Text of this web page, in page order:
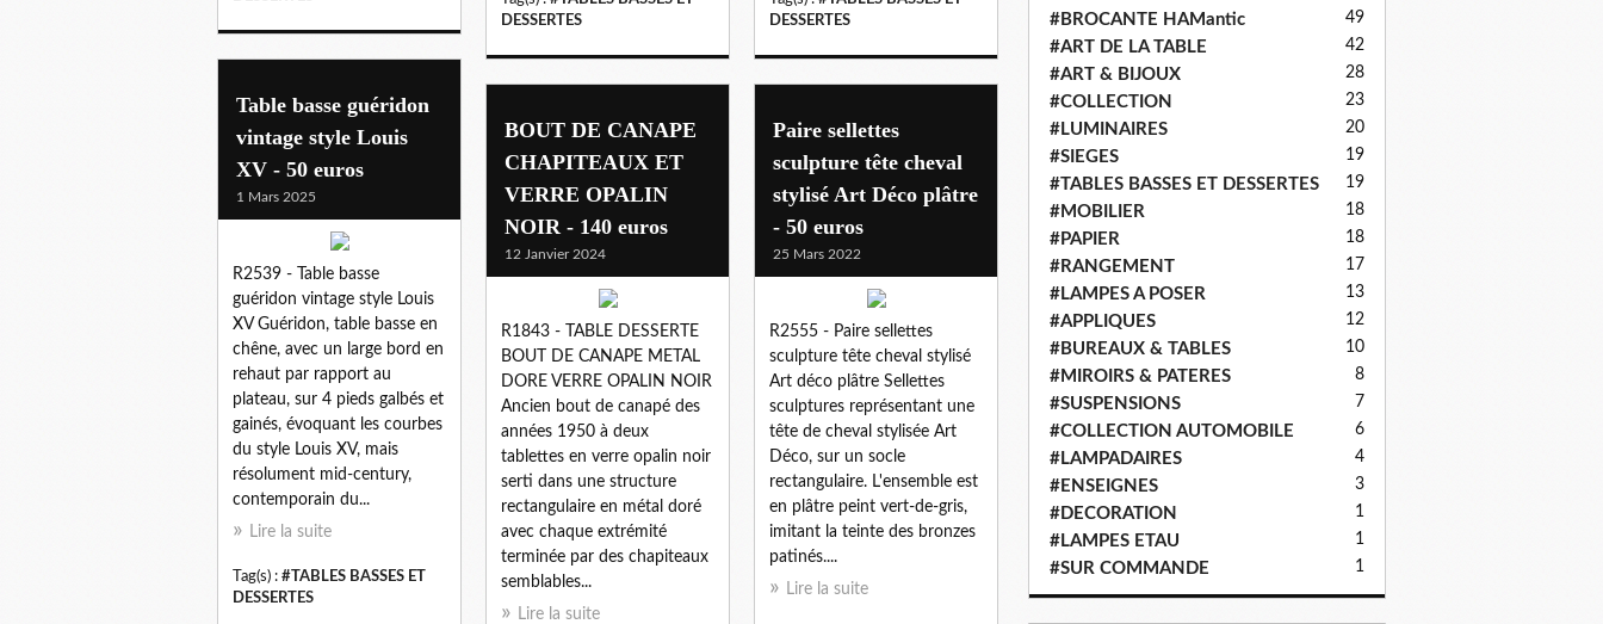
DESSERTES
DESSERTES
Table basse guéridon
vintage style Louis
XV - 50 euros
1 Mars 2025
R2539 - Table basse
guéridon vintage style Louis
XV Guéridon, table basse en
chêne, avec un large bord en
rehaut par rapport au
plateau, sur 4 pieds galbés et
gainés, évoquant les courbes
du style Louis XV, mais
résolument mid-century,
contemporain du...
Lire la suite
Tag(s) : #TABLES BASSES ET
DESSERTES
BOUT DE CANAPE
CHAPITEAUX ET
VERRE OPALIN
NOIR - 140 euros
12 Janvier 2024
R1843 - TABLE DESSERTE
BOUT DE CANAPE METAL
DORE VERRE OPALIN NOIR
Ancien bout de canapé des
années 1950 à deux
tablettes en verre opalin noir
serti dans une structure
rectangulaire en métal doré
avec chaque extrémité
terminée par des chapiteaux
semblables...
Lire la suite
Paire sellettes
sculpture tête cheval
stylisé Art Déco plâtre
- 50 euros
25 Mars 2022
R2555 - Paire sellettes
sculpture tête cheval stylisé
Art déco plâtre Sellettes
sculptures représentant une
tête de cheval stylisée Art
Déco, sur un socle
rectangulaire. L'ensemble est
en plâtre peint vert-de-gris,
imitant la teinte des bronzes
patinés....
Lire la suite
#BROCANTE HAMantic 49
#ART DE LA TABLE 42
#ART & BIJOUX 28
#COLLECTION 23
#LUMINAIRES 20
#SIEGES 19
#TABLES BASSES ET DESSERTES 19
#MOBILIER 18
#PAPIER 18
#RANGEMENT 17
#LAMPES A POSER 13
#APPLIQUES 12
#BUREAUX & TABLES 10
#MIROIRS & PATERES 8
#SUSPENSIONS 7
#COLLECTION AUTOMOBILE 6
#LAMPADAIRES 4
#ENSEIGNES 3
#DECORATION 1
#LAMPES ETAU 1
#SUR COMMANDE 1